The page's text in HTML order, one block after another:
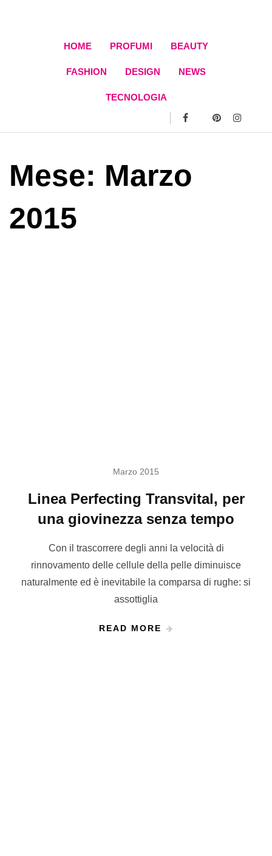
HOME PROFUMI BEAUTY
FASHION DESIGN NEWS
TECNOLOGIA
Mese: Marzo
2015
Marzo 2015
Linea Perfecting Transvital, per
una giovinezza senza tempo
Con il trascorrere degli anni la velocità di
rinnovamento delle cellule della pelle diminuisce
naturalmente ed è inevitabile la comparsa di rughe: si
assottiglia
READ MORE